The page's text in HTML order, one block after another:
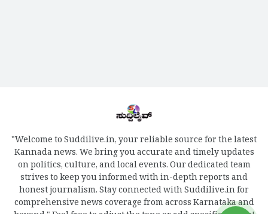
"Welcome to Suddilive.in, your reliable source for the latest
Kannada news. We bring you accurate and timely updates
on politics, culture, and local events. Our dedicated team
strives to keep you informed with in-depth reports and
honest journalism. Stay connected with Suddilive.in for
comprehensive news coverage from across Karnataka and